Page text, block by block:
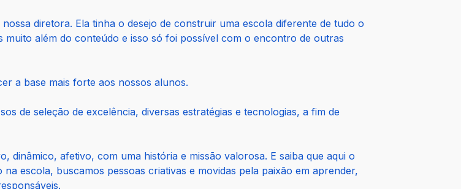
diretora. Ela tinha o desejo de construir uma escola diferente de tudo o
além do conteúdo e isso só foi possível com o encontro de outras
a base mais forte aos nossos alunos.
de seleção de excelência, diversas estratégias e tecnologias, a fim de
afetivo, com uma história e missão valorosa. E saiba que aqui o
escola, buscamos pessoas criativas e movidas pela paixão em aprender,